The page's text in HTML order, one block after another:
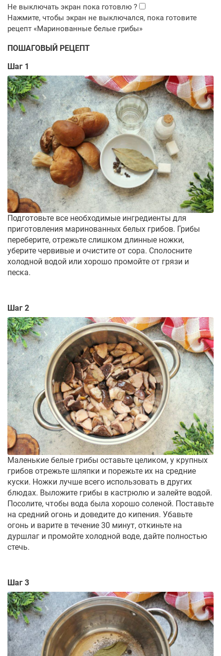
ПОШАГОВЫЙ РЕЦЕПТ
Шаг 1
Подготовьте все необходимые ингредиенты для
приготовления маринованных белых грибов. Грибы
переберите, отрежьте слишком длинные ножки,
уберите червивые и очистите от сора. Сполосните
холодной водой или хорошо промойте от грязи и
песка.
Шаг 2
Маленькие белые грибы оставьте целиком, у крупных
грибов отрежьте шляпки и порежьте их на средние
куски. Ножки лучше всего использовать в других
блюдах. Выложите грибы в кастрюлю и залейте водой.
Посолите, чтобы вода была хорошо соленой. Поставьте
на средний огонь и доведите до кипения. Убавьте
огонь и варите в течение 30 минут, откиньте на
дуршлаг и промойте холодной воде, дайте полностью
стечь.
Шаг 3